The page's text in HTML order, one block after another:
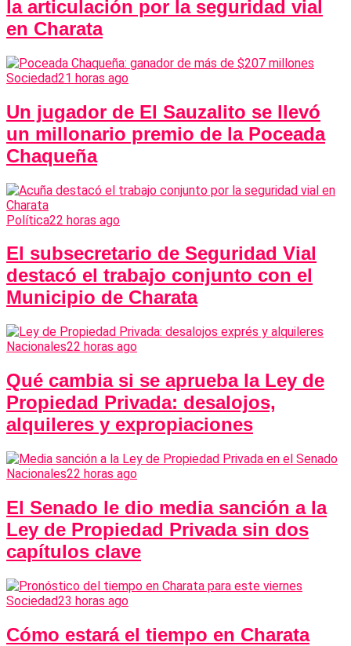
la articulación por la seguridad vial
en Charata
Sociedad21 horas ago
Un jugador de El Sauzalito se llevó
un millonario premio de la Poceada
Chaqueña
Política22 horas ago
El subsecretario de Seguridad Vial
destacó el trabajo conjunto con el
Municipio de Charata
Nacionales22 horas ago
Qué cambia si se aprueba la Ley de
Propiedad Privada: desalojos,
alquileres y expropiaciones
Nacionales22 horas ago
El Senado le dio media sanción a la
Ley de Propiedad Privada sin dos
capítulos clave
Sociedad23 horas ago
Cómo estará el tiempo en Charata